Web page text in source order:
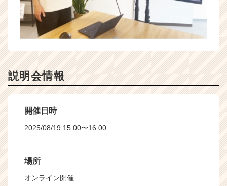
説明会情報
開催日時
2025/08/19 15:00〜16:00
場所
オンライン開催